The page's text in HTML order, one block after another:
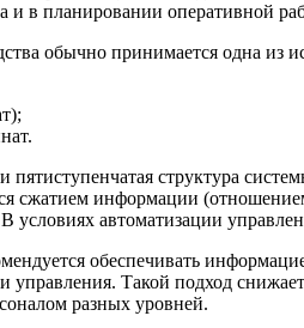
и в планировании оперативной
обычно принимается од­на из
структура
сжатием информации
автоматизации
обеспечивать
Такой подход
разных уровней.